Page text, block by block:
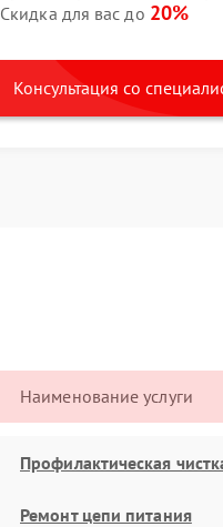
Скидка для вас до 20%
Консультация со
Наименование услуги
Профилактическая
Ремонт цепи питания